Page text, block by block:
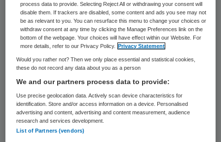
het boetebedrag verlaagd van ruim 7,7
miljoen naar ruim 5,9 miljoen euro. Ook ziet
de ACM af van de boete voor twee
functionarissen.
In een reactie laat de LHV weten “het
hiermee volstrekt oneens” te zijnen naar de
rechter te stappen. Volgens de
artsenorganisatie het advies van een
onafhankelijke, externe adviescommissie,
process data to provide. Selecting Reject All or withdrawing your consent will
disable them. If trackers are disabled, some content and ads you see may not
be as relevant to you. You can resurface this menu to change your choices or
withdraw consent at any time by clicking the Manage Preferences link on the
bottom of the webpage. Your choices will have effect within our Website. For
more details, refer to our Privacy Policy.
Privacy Statement
Would you rather not? Then we only place essential and statistical cookies,
these do not record any data about you as a person
We and our partners process data to provide:
Use precise geolocation data. Actively scan device characteristics for
identification. Store and/or access information on a device. Personalised
advertising and content, advertising and content measurement, audience
research and services development.
List of Partners (vendors)